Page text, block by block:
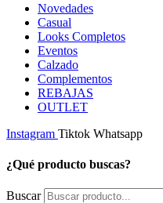
Novedades
Casual
Looks Completos
Eventos
Calzado
Complementos
REBAJAS
OUTLET
Instagram Tiktok Whatsapp
¿Qué producto buscas?
Buscar